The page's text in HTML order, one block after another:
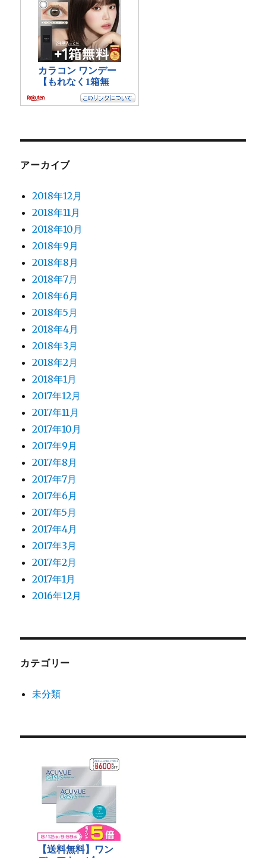
アーカイブ
2018年12月
2018年11月
2018年10月
2018年9月
2018年8月
2018年7月
2018年6月
2018年5月
2018年4月
2018年3月
2018年2月
2018年1月
2017年12月
2017年11月
2017年10月
2017年9月
2017年8月
2017年7月
2017年6月
2017年5月
2017年4月
2017年3月
2017年2月
2017年1月
2016年12月
カテゴリー
未分類